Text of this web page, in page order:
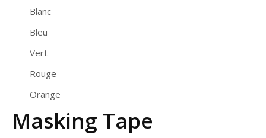
Blanc
Bleu
Vert
Rouge
Orange
Masking Tape